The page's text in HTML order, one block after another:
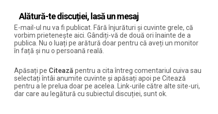
Alătură-te discuției, lasă un mesaj
E-mail-ul nu va fi publicat. Fără înjurături și cuvinte grele, că
vorbim prietenește aici. Gândiți-vă de două ori înainte de a
publica. Nu o luați pe arătură doar pentru că aveți un monitor
în față și nu o persoană reală.
Apăsați pe Citează pentru a cita întreg comentariul cuiva sau
selectați întâi anumite cuvinte și apăsați apoi pe Citează
pentru a le prelua doar pe acelea. Link-urile către alte site-uri,
dar care au legătură cu subiectul discuției, sunt ok.